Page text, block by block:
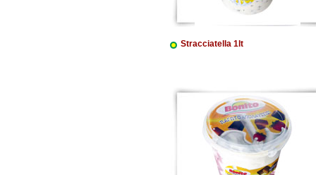
Stracciatella 1lt